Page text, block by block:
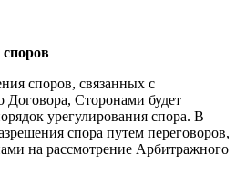
споров, связанных с
Договора, Сторонами будет
урегулирования спора. В
спора путем переговоров,
на рассмотрение Арбитражного